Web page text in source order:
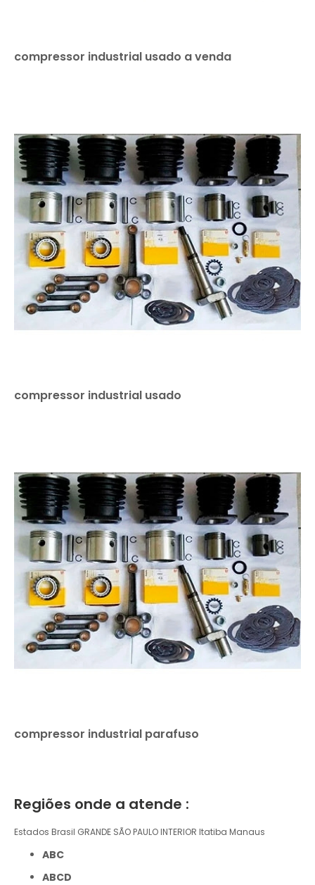
compressor industrial usado a venda
compressor industrial usado
compressor industrial parafuso
Regiões onde a atende :
Estados Brasil GRANDE SÃO PAULO INTERIOR Itatiba Manaus
ABC
ABCD